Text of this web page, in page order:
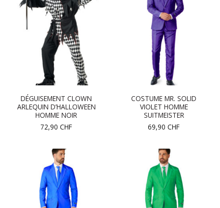
DÉGUISEMENT CLOWN
ARLEQUIN D’HALLOWEEN
HOMME NOIR
72,90 CHF
COSTUME MR. SOLID
VIOLET HOMME
SUITMEISTER
69,90 CHF